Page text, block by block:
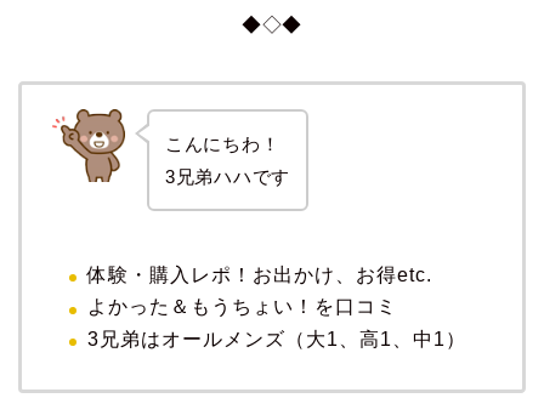
◆◇◆
こんにちわ！
3兄弟ハハです
体験・購入レポ！お出かけ、お得etc.
よかった＆もうちょい！を口コミ
3兄弟はオールメンズ（大1、高1、中1）